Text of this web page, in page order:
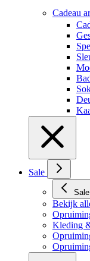
Cadeau
Sale
Sale
Bekijk
Kleding